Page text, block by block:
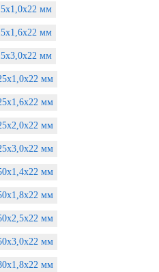
мм
мм
мм
мм
мм
мм
мм
мм
мм
мм
мм
мм